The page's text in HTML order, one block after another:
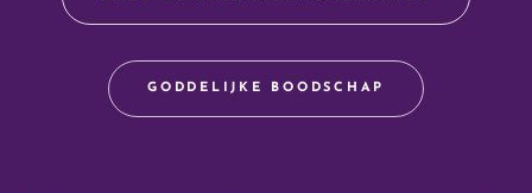
GODDELIJKE BOODSCHAP